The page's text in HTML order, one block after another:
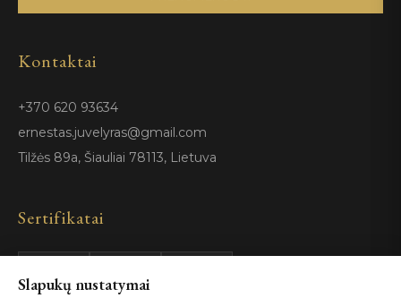
Kontaktai
+370 620 93634
ernestas.juvelyras@gmail.com
Tilžės 89a, Šiauliai 78113, Lietuva
Sertifikatai
GIA
Certified
ISO 9001
Slapukų nustatymai